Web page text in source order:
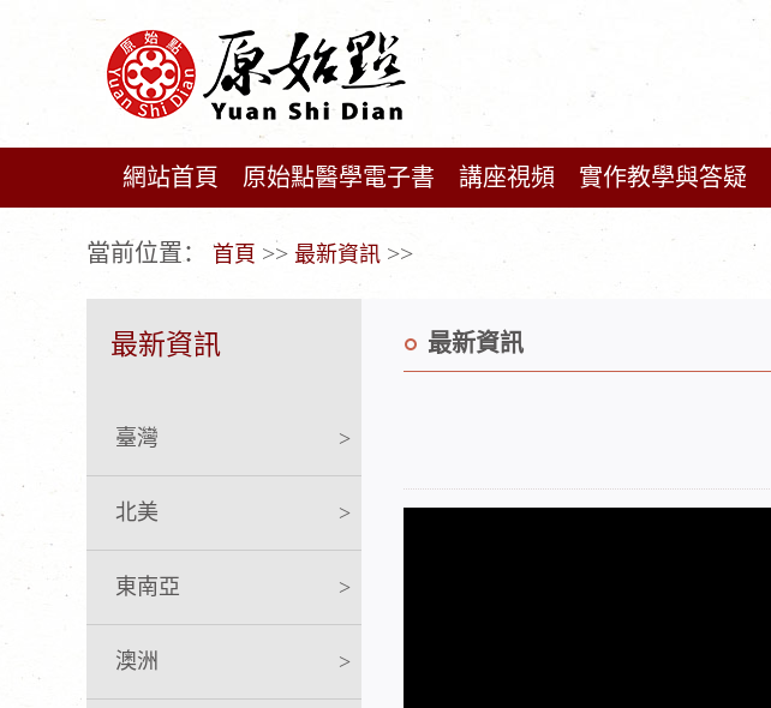
網站首頁 原始點醫學電子書 講座視頻 實作教學與答疑
當前位置： 首頁 >> 最新資訊 >>
最新資訊
臺灣 >
北美 >
東南亞 >
澳洲 >
最新資訊